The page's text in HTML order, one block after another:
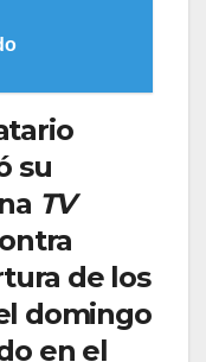
su
TV
de los
domingo
en el